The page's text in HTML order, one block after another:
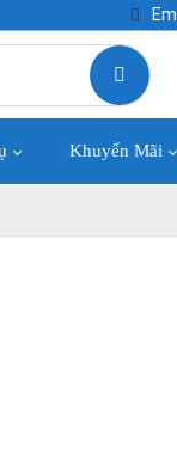
Khuyến Mãi